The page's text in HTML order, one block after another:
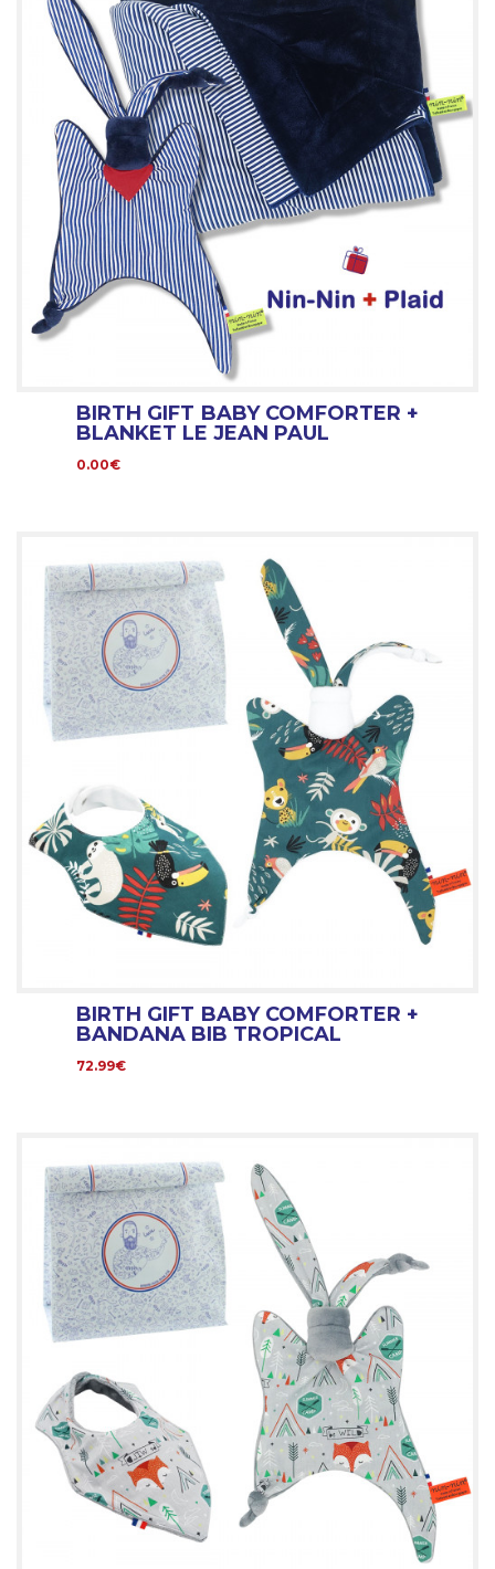
BIRTH GIFT BABY COMFORTER +
BLANKET LE JEAN PAUL
0.00€
BIRTH GIFT BABY COMFORTER +
BANDANA BIB TROPICAL
72.99€